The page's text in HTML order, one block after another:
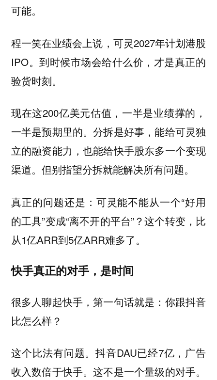
可能。
程一笑在业绩会上说，可灵2027年计划港股
IPO。到时候市场会给什么价，才是真正的
验货时刻。
现在这200亿美元估值，一半是业绩撑的，
一半是预期里的。分拆是好事，能给可灵独
立的融资能力，也能给快手股东多一个变现
渠道。但别指望分拆就能解决所有问题。
真正的问题还是：可灵能不能从一个“好用
的工具”变成“离不开的平台”？这个转变，比
从1亿ARR到5亿ARR难多了。
快手真正的对手，是时间
很多人聊起快手，第一句话就是：你跟抖音
比怎么样？
这个比法有问题。抖音DAU已经7亿，广告
收入数倍于快手。这不是一个量级的对手。